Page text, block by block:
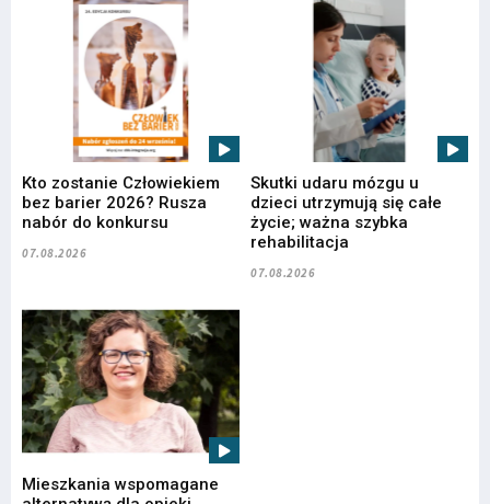
Kto zostanie Człowiekiem
bez barier 2026? Rusza
nabór do konkursu
07.08.2026
Skutki udaru mózgu u
dzieci utrzymują się całe
życie; ważna szybka
rehabilitacja
07.08.2026
Mieszkania wspomagane